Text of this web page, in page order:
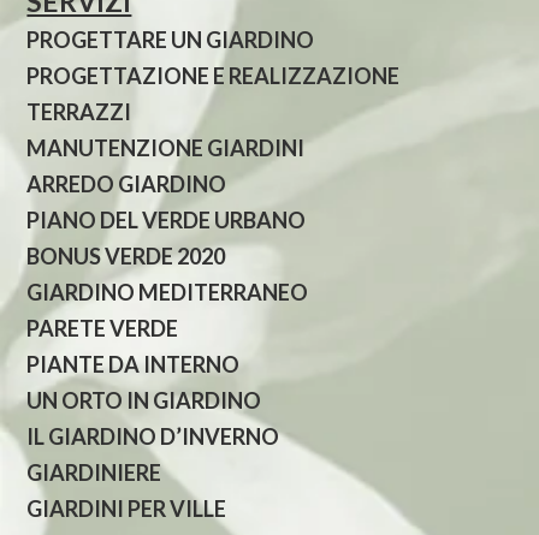
PROGETTARE UN GIARDINO
PROGETTAZIONE E REALIZZAZIONE
TERRAZZI
MANUTENZIONE GIARDINI
ARREDO GIARDINO
PIANO DEL VERDE URBANO
BONUS VERDE 2020
GIARDINO MEDITERRANEO
PARETE VERDE
PIANTE DA INTERNO
UN ORTO IN GIARDINO
IL GIARDINO D’INVERNO
GIARDINIERE
GIARDINI PER VILLE